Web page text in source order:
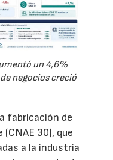
un 4,6%
negocios creció
fabricación de
30), que
a la industria